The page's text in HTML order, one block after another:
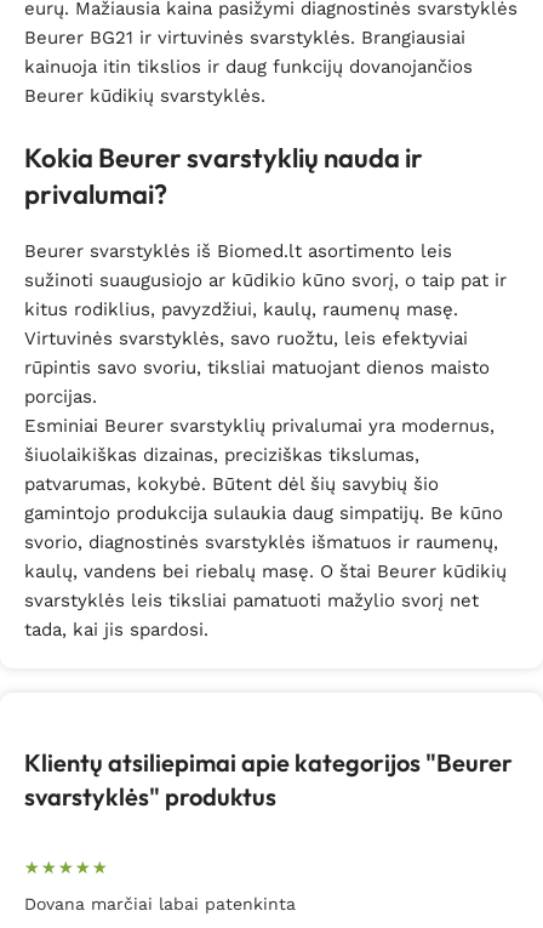
eurų. Mažiausia kaina pasižymi diagnostinės svarstyklės
Beurer BG21 ir virtuvinės svarstyklės. Brangiausiai
kainuoja itin tikslios ir daug funkcijų dovanojančios
Beurer kūdikių svarstyklės.
Kokia Beurer svarstyklių nauda ir
privalumai?
Beurer svarstyklės iš Biomed.lt asortimento leis
sužinoti suaugusiojo ar kūdikio kūno svorį, o taip pat ir
kitus rodiklius, pavyzdžiui, kaulų, raumenų masę.
Virtuvinės svarstyklės, savo ruožtu, leis efektyviai
rūpintis savo svoriu, tiksliai matuojant dienos maisto
porcijas.
Esminiai Beurer svarstyklių privalumai yra modernus,
šiuolaikiškas dizainas, preciziškas tikslumas,
patvarumas, kokybė. Būtent dėl šių savybių šio
gamintojo produkcija sulaukia daug simpatijų. Be kūno
svorio, diagnostinės svarstyklės išmatuos ir raumenų,
kaulų, vandens bei riebalų masę. O štai Beurer kūdikių
svarstyklės leis tiksliai pamatuoti mažylio svorį net
tada, kai jis spardosi.
Klientų atsiliepimai apie kategorijos "Beurer
svarstyklės" produktus
Dovana marčiai labai patenkinta